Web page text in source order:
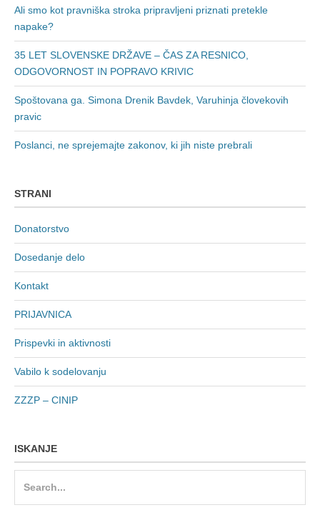
Ali smo kot pravniška stroka pripravljeni priznati pretekle
napake?
35 LET SLOVENSKE DRŽAVE – ČAS ZA RESNICO,
ODGOVORNOST IN POPRAVO KRIVIC
Spoštovana ga. Simona Drenik Bavdek, Varuhinja človekovih
pravic
Poslanci, ne sprejemajte zakonov, ki jih niste prebrali
STRANI
Donatorstvo
Dosedanje delo
Kontakt
PRIJAVNICA
Prispevki in aktivnosti
Vabilo k sodelovanju
ZZZP – CINIP
ISKANJE